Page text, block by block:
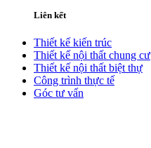
Liên kết
Thiết kế kiến trúc
Thiết kế nội thất chung cư
Thiết kế nội thất biệt thự
Công trình thực tế
Góc tư vấn